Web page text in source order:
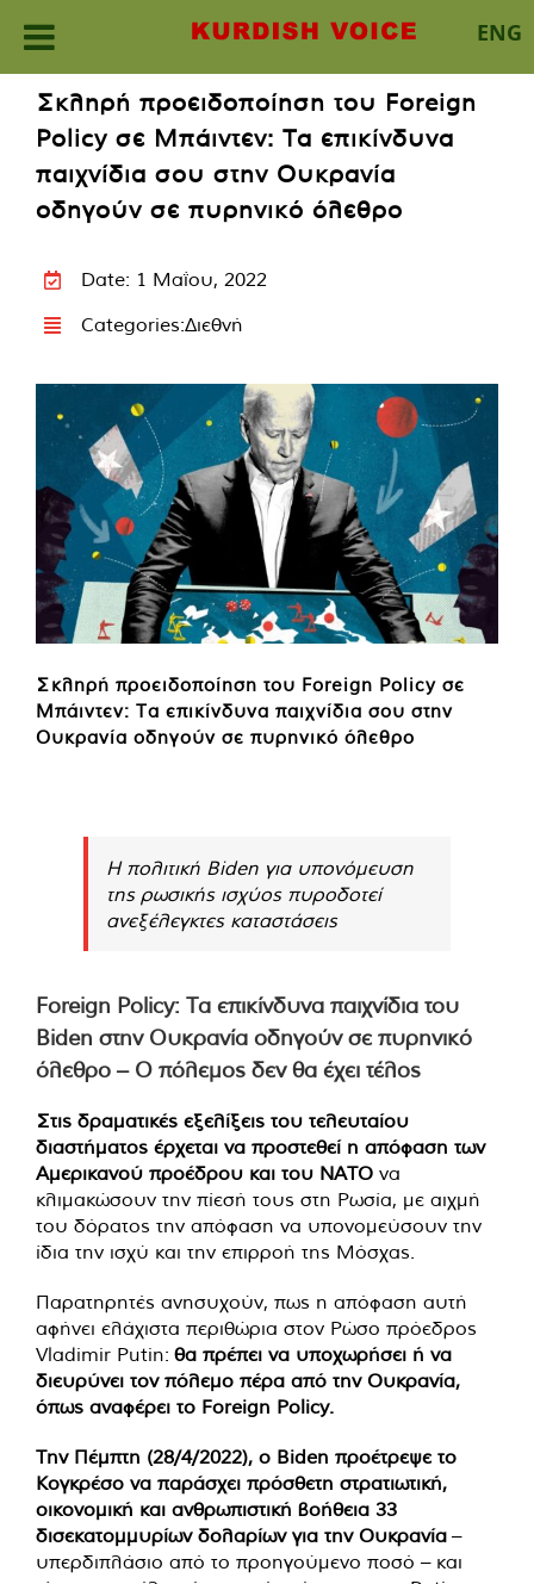
ENG
content
Σκληρή προειδοποίηση του Foreign
Policy σε Μπάιντεν: Τα επικίνδυνα
παιχνίδια σου στην Ουκρανία
οδηγούν σε πυρηνικό όλεθρο
Date: 1 Μαΐου, 2022
Categories:Διεθνή
Σκληρή προειδοποίηση του Foreign Policy σε
Μπάιντεν: Τα επικίνδυνα παιχνίδια σου στην
Ουκρανία οδηγούν σε πυρηνικό όλεθρο
Η πολιτική Biden για υπονόμευση
της ρωσικής ισχύος πυροδοτεί
ανεξέλεγκτες καταστάσεις
Foreign Policy: Τα επικίνδυνα παιχνίδια του
Biden στην Ουκρανία οδηγούν σε πυρηνικό
όλεθρο – Ο πόλεμος δεν θα έχει τέλος
Στις δραματικές εξελίξεις του τελευταίου
διαστήματος έρχεται να προστεθεί η απόφαση των
Αμερικανού προέδρου και του ΝΑΤΟ να
κλιμακώσουν την πίεσή τους στη Ρωσία, με αιχμή
του δόρατος την απόφαση να υπονομεύσουν την
ίδια την ισχύ και την επιρροή της Μόσχας.
Παρατηρητές ανησυχούν, πως η απόφαση αυτή
αφήνει ελάχιστα περιθώρια στον Ρώσο πρόεδρος
Vladimir Putin: θα πρέπει να υποχωρήσει ή να
διευρύνει τον πόλεμο πέρα από την Ουκρανία,
όπως αναφέρει το Foreign Policy.
Την Πέμπτη (28/4/2022), ο Biden προέτρεψε το
Κογκρέσο να παράσχει πρόσθετη στρατιωτική,
οικονομική και ανθρωπιστική βοήθεια 33
δισεκατομμυρίων δολαρίων για την Ουκρανία –
υπερδιπλάσιο από το προηγούμενο ποσό – και